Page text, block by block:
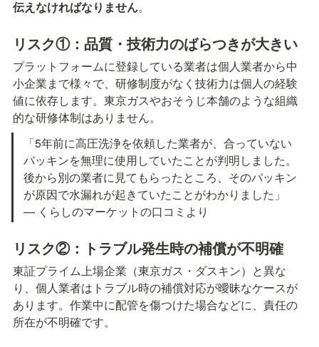
伝えなければなりません。
リスク①：品質・技術力のばらつきが大きい
プラットフォームに登録している業者は個人業者から中
小企業まで様々で、研修制度がなく技術力は個人の経験
値に依存します。東京ガスやおそうじ本舗のような組織
的な研修体制はありません。
「5年前に高圧洗浄を依頼した業者が、合っていない
パッキンを無理に使用していたことが判明しました。
後から別の業者に見てもらったところ、そのパッキン
が原因で水漏れが起きていたことがわかりました」
— くらしのマーケットの口コミより
リスク②：トラブル発生時の補償が不明確
東証プライム上場企業（東京ガス・ダスキン）と異な
り、個人業者はトラブル時の補償対応が曖昧なケースが
あります。作業中に配管を傷つけた場合などに、責任の
所在が不明確です。